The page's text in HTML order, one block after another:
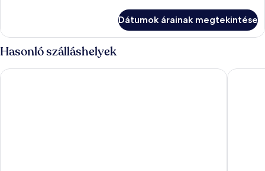
Dátumok árainak megtekintése
Hasonló szálláshelyek
Quark Hotel Milano 21